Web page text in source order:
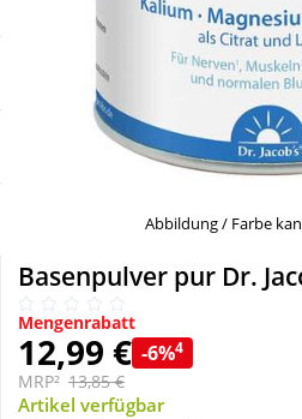
Schnäppchen
Täglich gut versorgt
Liebe & Erotik
Mutter & Kind
Nahrungsergänzung
Natur & Homöopathie
Sanitätshaus
Abbildung / Farbe
Basenpulver pur Dr.
Mengenrabatt
12,99 € -6%4
MRP² 13,85 €
Artikel verfügbar